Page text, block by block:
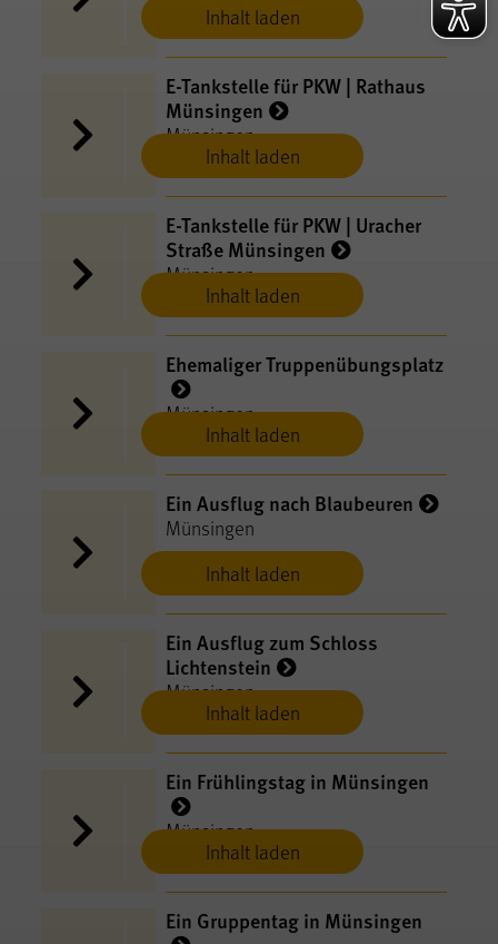
Inhalt laden
Inhalt laden
E-​Tankstelle für PKW | Rathaus
Münsingen
Münsingen
Inhalt laden
E-​Tankstelle für PKW | Uracher
Straße Münsingen
Münsingen
Inhalt laden
Ehemaliger Truppenübungsplatz
Münsingen
Inhalt laden
Ein Ausflug nach Blaubeuren
Münsingen
Inhalt laden
Ein Ausflug zum Schloss
Lichtenstein
Münsingen
Inhalt laden
Ein Frühlingstag in Münsingen
Münsingen
Ein Gruppentag in Münsingen